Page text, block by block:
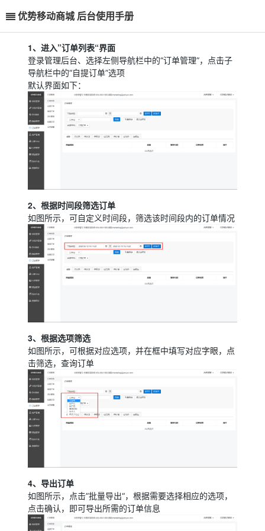
优势移动商城 后台使用手册
1、进入”订单列表“界面
登录管理后台、选择左侧导航栏中的“订单管理”，点击子
导航栏中的“自提订单”选项
默认界面如下：
2、根据时间段筛选订单
如图所示，可自定义时间段，筛选该时间段内的订单情况
3、根据选项筛选
如图所示，可根据对应选项，并在框中填写对应字眼，点
击筛选，查询订单
4、导出订单
如图所示，点击”批量导出“，根据需要选择相应的选项，
点击确认，即可导出所需的订单信息